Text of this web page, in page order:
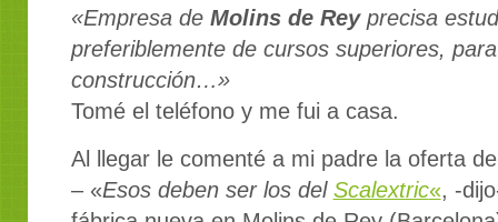
«Empresa de Molins de Reyprecisa
preferiblemente de cursos superiores,
construcción…»
Tomé el teléfono y me fui a casa.
Al llegar le comenté a mi padre la oferta
– «Esos deben ser los del Scalextric«, -